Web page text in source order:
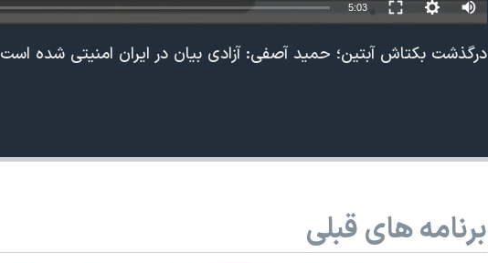
5:03
درگذشت بکتاش آبتین؛ حمید آصفی: آزادی بیان در ایران امنیتی شده است
برنامه های قبلی